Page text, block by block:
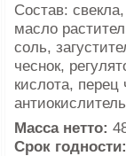
Состав:
масло
соль,
чеснок,
кислота,
Масса нетто:
Срок годности: